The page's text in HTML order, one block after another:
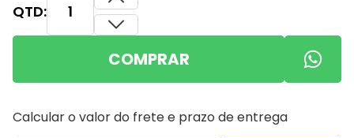
QTD:
COMPRAR
Calcular o valor do frete e prazo de entrega